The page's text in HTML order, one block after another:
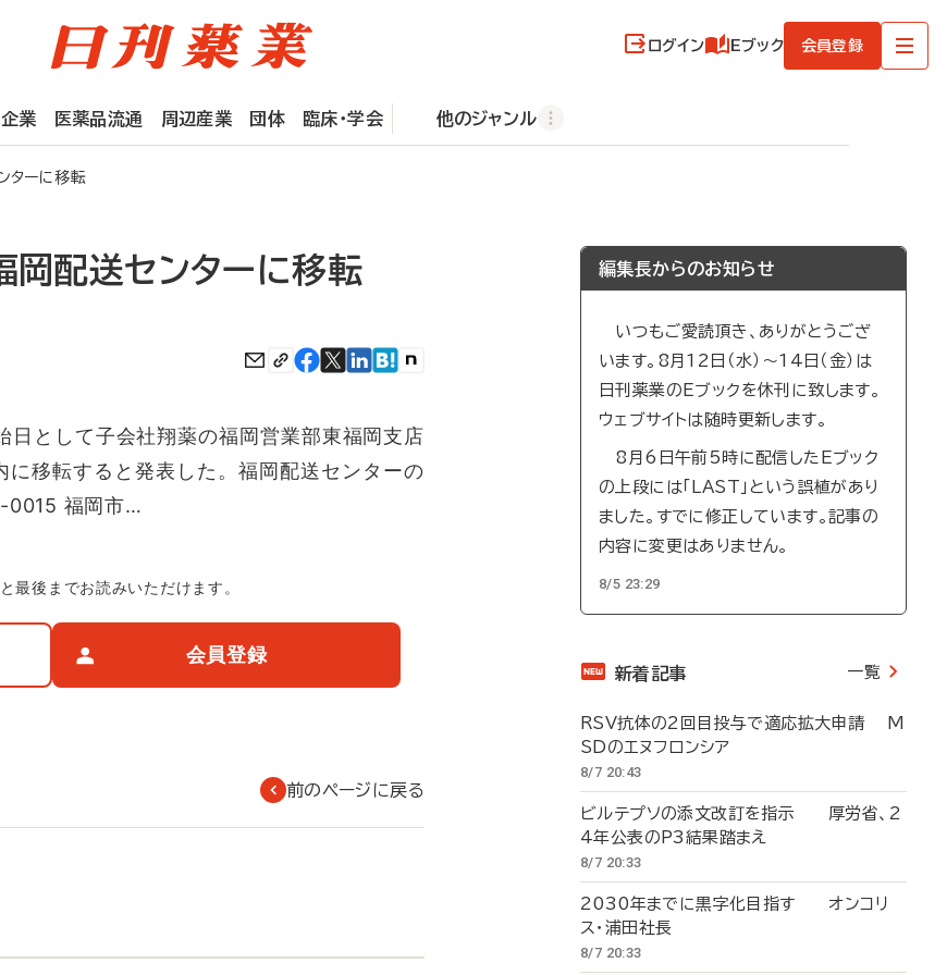
ログイン Eブック 会員登録
業 医薬品流通 周辺産業 団体 臨床・学会 他のジャンル
ターに移転
岡配送センターに移転
として子会社翔薬の福岡営業部東福岡支店
移転すると発表した。福岡配送センターの
0015 福岡市…
最後までお読みいただけます。
会員登録
前のページに戻る
編集長からのお知らせ
いつもご愛読頂き、ありがとうござ
います。8月12日（水）～14日（金）は
日刊薬業のEブックを休刊に致します。
ウェブサイトは随時更新します。
8月6日午前5時に配信したEブック
の上段には「LAST」という誤植があり
ました。すでに修正しています。記事の
内容に変更はありません。
8/5 23:29
新着記事 一覧
RSV抗体の2回目投与で適応拡大申請 M
SDのエヌフロンシア
8/7 20:43
ビルテプソの添文改訂を指示 厚労省、2
4年公表のP3結果踏まえ
8/7 20:33
2030年までに黒字化目指す オンコリ
ス・浦田社長
8/7 20:33